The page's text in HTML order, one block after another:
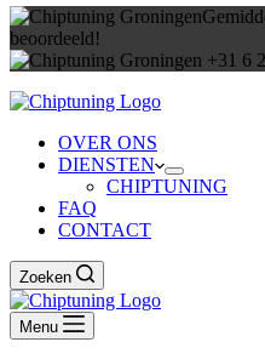
+31 6
OVER ONS
DIENSTEN
CHIPTUNING
FAQ
CONTACT
Zoeken
Menu